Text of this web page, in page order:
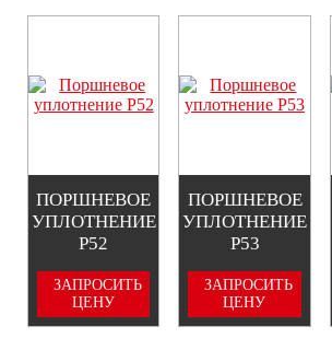
ПОРШНЕВОЕ
УПЛОТНЕНИЕ
P52
ЗАПРОСИТЬ
ЦЕНУ
ПОРШНЕВОЕ
УПЛОТНЕНИЕ
P53
ЗАПРОСИТЬ
ЦЕНУ